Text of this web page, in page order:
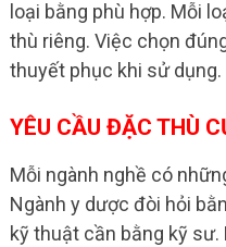
loại bằng phù hợp. Mỗi
thù riêng. Việc chọn
thuyết phục khi sử dụng.
YÊU CẦU ĐẶC THÙ
Mỗi ngành nghề có
Ngành y dược đòi hỏi
kỹ thuật cần bằng kỹ